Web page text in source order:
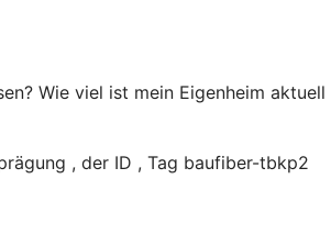
Wie viel ist mein Eigenheim aktuell
, der ID , Tag baufiber-tbkp2